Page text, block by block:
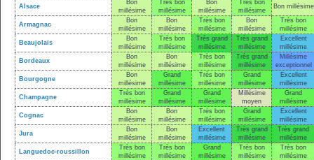
Alsace
Bon
millésime
Très bon
millésime
Bon
millésime
Très bon
millésime
Bon millésime
Armagnac
Bon
millésime
Bon
millésime
Très bon
millésime
Bon
millésime
Très bon
millésime
Beaujolais
Bon
millésime
Très bon
millésime
Très grand
millésime
Très grand
millésime
Excellent
millésime
Bordeaux
Bon
millésime
Bon
millésime
Très bon
millésime
Très grand
millésime
Millésime
exceptionnel
Bourgogne
Bon
millésime
Grand
millésime
Très bon
millésime
Grand
millésime
Excellent
millésime
Champagne
Très bon
millésime
Grand
millésime
Grand
millésime
Millésime
moyen
Grand
millésime
Cognac
Bon
millésime
Bon
millésime
Très bon
millésime
Grand
millésime
Excellent
millésime
Jura
Bon
millésime
Bon
millésime
Excellent
millésime
Très grand
millésime
Très grand
millésime
Languedoc-roussillon
Très bon
millésime
Très bon
millésime
Grand
millésime
Très bon
millésime
Très bon
millésime